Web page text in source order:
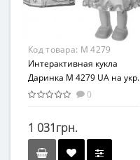
Код товара: M 4279
Интерактивная кукла
Даринка M 4279 UA на укр.
языке
0
1 031грн.